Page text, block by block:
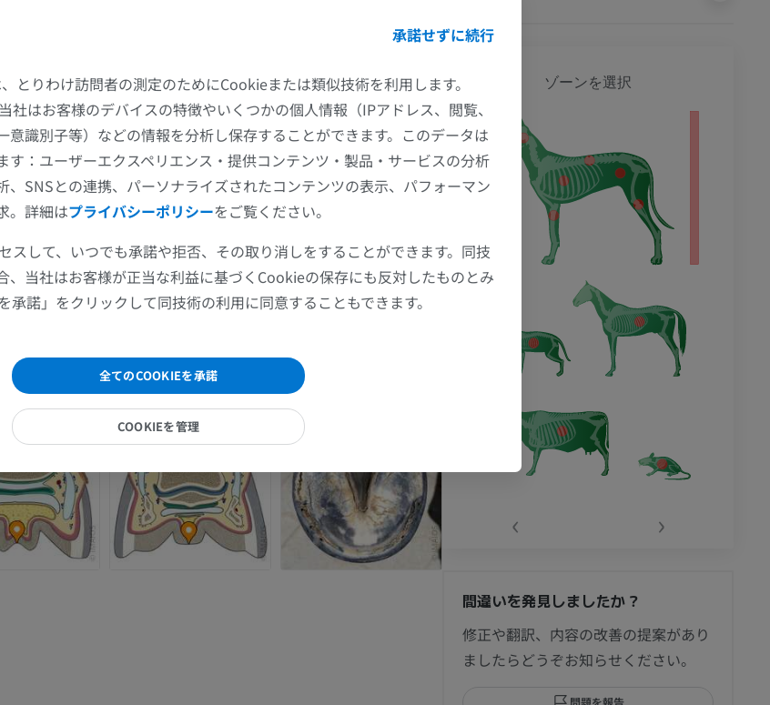
Simoens P. Anatomie comparée des mammifères domestiques, Tome 7, Neurologie II,
2010.
リー
馬 - 骨学
イラストレーション
馬 - 骨学
X線画像
無料
イラストレーション
プレミアム
馬 - 指（趾）
MRI
マウス
マウス - 全身
CT
ゾーンを選択
‹ ›
間違いを発見しましたか？
修正や翻訳、内容の改善の提案があり
ましたらどうぞお知らせください。
問題を報告
承諾せずに続行
とりわけ訪問者の測定のためにCookieまたは類似技術を利用します。
社はお客様のデバイスの特徴やいくつかの個人情報（IPアドレス、閲覧、
意識別子等）などの情報を分析し保存することができます。このデータは
す：ユーザーエクスペリエンス・提供コンテンツ・製品・サービスの分析
、SNSとの連携、パーソナライズされたコンテンツの表示、パフォーマン
。詳細はプライバシーポリシーをご覧ください。
スして、いつでも承諾や拒否、その取り消しをすることができます。同技
、当社はお客様が正当な利益に基づくCookieの保存にも反対したものとみ
承諾」をクリックして同技術の利用に同意することもできます。
全てのCOOKIEを承諾
COOKIEを管理